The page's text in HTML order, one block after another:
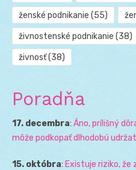
ženské podnikanie (55)
živnostenské podnikanie (38)
živnosť(38)
Poradňa
17. decembra: Áno, prílišný
môže podkopať dlhodobú
15. októbra: Existuje riziko,